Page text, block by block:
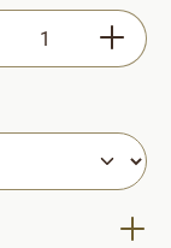
Anzahl: